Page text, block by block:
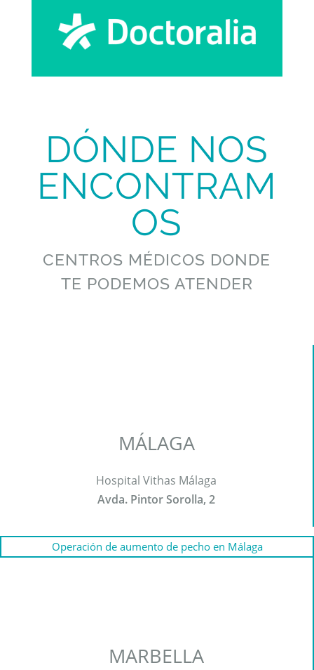
DÓNDE NOS
ENCONTRAM
OS
CENTROS MÉDICOS DONDE
TE PODEMOS ATENDER
MÁLAGA
Hospital Vithas Málaga
Avda. Pintor Sorolla, 2
Operación de aumento de pecho en Málaga
MARBELLA